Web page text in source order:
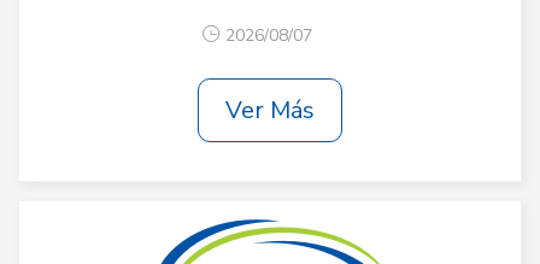
2026/08/07
Ver Más